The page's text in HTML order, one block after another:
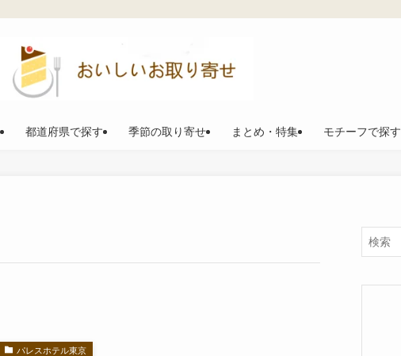
都道府県で探す 季節の取り寄せ まとめ・特集 モチーフで探す
パレスホテル東京